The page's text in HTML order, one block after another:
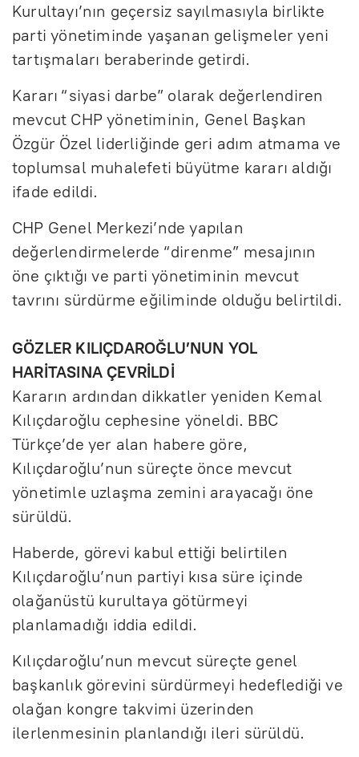
Kurultayı’nın geçersiz sayılmasıyla birlikte
parti yönetiminde yaşanan gelişmeler yeni
tartışmaları beraberinde getirdi.
Kararı “siyasi darbe” olarak değerlendiren
mevcut CHP yönetiminin, Genel Başkan
Özgür Özel liderliğinde geri adım atmama ve
toplumsal muhalefeti büyütme kararı aldığı
ifade edildi.
CHP Genel Merkezi’nde yapılan
değerlendirmelerde “direnme” mesajının
öne çıktığı ve parti yönetiminin mevcut
tavrını sürdürme eğiliminde olduğu belirtildi.
GÖZLER KILIÇDAROĞLU’NUN YOL
HARİTASINA ÇEVRİLDİ
Kararın ardından dikkatler yeniden Kemal
Kılıçdaroğlu cephesine yöneldi. BBC
Türkçe’de yer alan habere göre,
Kılıçdaroğlu’nun süreçte önce mevcut
yönetimle uzlaşma zemini arayacağı öne
sürüldü.
Haberde, görevi kabul ettiği belirtilen
Kılıçdaroğlu’nun partiyi kısa süre içinde
olağanüstü kurultaya götürmeyi
planlamadığı iddia edildi.
Kılıçdaroğlu’nun mevcut süreçte genel
başkanlık görevini sürdürmeyi hedeflediği ve
olağan kongre takvimi üzerinden
ilerlenmesinin planlandığı ileri sürüldü.